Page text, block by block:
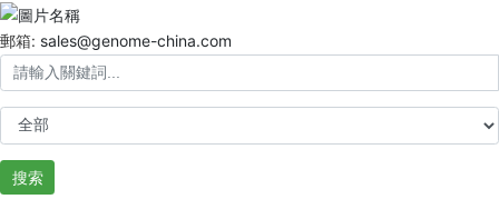
郵箱: sales@genome-china.com
搜索